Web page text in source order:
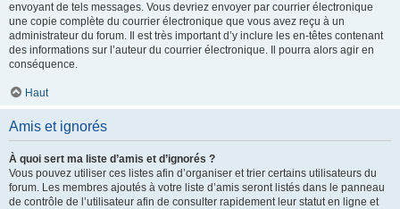
envoyant de tels messages. Vous devriez envoyer par courrier électronique
une copie complète du courrier électronique que vous avez reçu à un
administrateur du forum. Il est très important d’y inclure les en-têtes contenant
des informations sur l’auteur du courrier électronique. Il pourra alors agir en
conséquence.
Haut
Amis et ignorés
À quoi sert ma liste d’amis et d’ignorés ?
Vous pouvez utiliser ces listes afin d’organiser et trier certains utilisateurs du
forum. Les membres ajoutés à votre liste d’amis seront listés dans le panneau
de contrôle de l’utilisateur afin de consulter rapidement leur statut en ligne et